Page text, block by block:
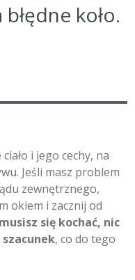
koło.
i jego cechy, na
Jeśli masz problem
zewnętrznego,
okiem i zacznij od
się kochać, nic
szacunek, co do tego